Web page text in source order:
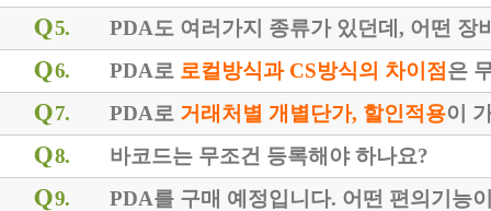
5.
PDA도 여러가지 종류가 있던데, 어떤 장
6.
PDA로 로컬방식과 CS방식의 차이점 은
7.
PDA로 거래처별 개별단가, 할인적용이
8.
바코드는 무조건 등록해야 하나요?
9.
PDA를 구매 예정입니다. 어떤 편의기능